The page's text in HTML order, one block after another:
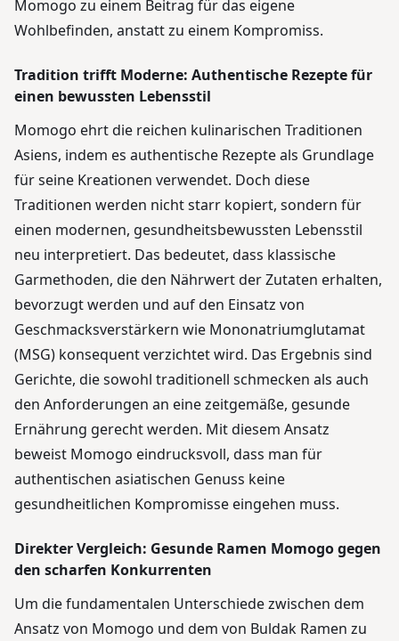
Momogo zu einem Beitrag für das eigene
Wohlbefinden, anstatt zu einem Kompromiss.
Tradition trifft Moderne: Authentische Rezepte für
einen bewussten Lebensstil
Momogo ehrt die reichen kulinarischen Traditionen
Asiens, indem es authentische Rezepte als Grundlage
für seine Kreationen verwendet. Doch diese
Traditionen werden nicht starr kopiert, sondern für
einen modernen, gesundheitsbewussten Lebensstil
neu interpretiert. Das bedeutet, dass klassische
Garmethoden, die den Nährwert der Zutaten erhalten,
bevorzugt werden und auf den Einsatz von
Geschmacksverstärkern wie Mononatriumglutamat
(MSG) konsequent verzichtet wird. Das Ergebnis sind
Gerichte, die sowohl traditionell schmecken als auch
den Anforderungen an eine zeitgemäße, gesunde
Ernährung gerecht werden. Mit diesem Ansatz
beweist Momogo eindrucksvoll, dass man für
authentischen asiatischen Genuss keine
gesundheitlichen Kompromisse eingehen muss.
Direkter Vergleich: Gesunde Ramen Momogo gegen
den scharfen Konkurrenten
Um die fundamentalen Unterschiede zwischen dem
Ansatz von Momogo und dem von Buldak Ramen zu